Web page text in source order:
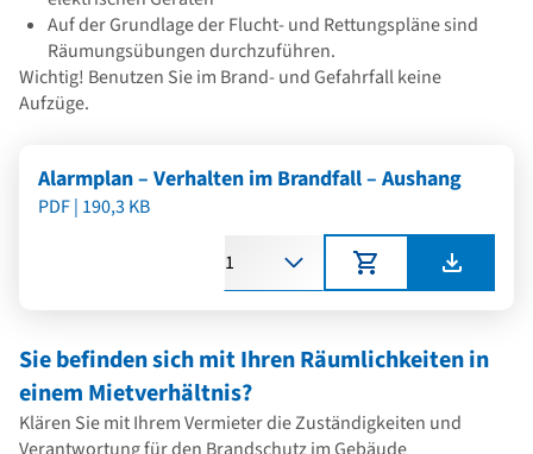
Auf der Grundlage der Flucht- und Rettungspläne sind
Räumungsübungen durchzuführen.
Wichtig! Benutzen Sie im Brand- und Gefahrfall keine
Aufzüge.
Alarmplan – Verhalten im Brandfall – Aushang
PDF | 190,3 KB
Sie befinden sich mit Ihren Räumlichkeiten in
einem Mietverhältnis?
Klären Sie mit Ihrem Vermieter die Zuständigkeiten und